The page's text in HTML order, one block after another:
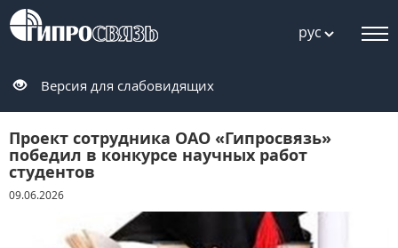
рус
Версия для слабовидящих
Проект сотрудника ОАО «Гипросвязь»
победил в конкурсе научных работ
студентов
09.06.2026